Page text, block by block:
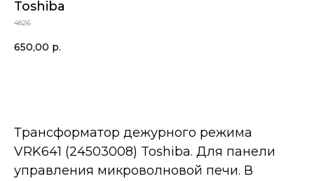
Toshiba
4826
650,00 р.
Трансформатор дежурного режима
VRK641 (24503008) Toshiba. Для панели
управления микроволновой печи. В